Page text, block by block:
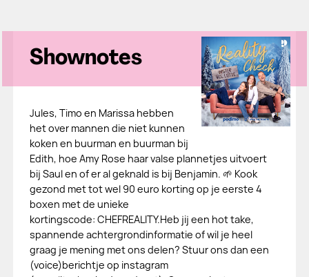
Shownotes
Jules, Timo en Marissa hebben
het over mannen die niet kunnen
koken en buurman en buurman bij
Edith, hoe Amy Rose haar valse plannetjes uitvoert
bij Saul en of er al geknald is bij Benjamin. 🌱 Kook
gezond met tot wel 90 euro korting op je eerste 4
boxen met de unieke
kortingscode: CHEFREALITY.Heb jij een hot take,
spannende achtergrondinformatie of wil je heel
graag je mening met ons delen? Stuur ons dan een
(voice)berichtje op instagram